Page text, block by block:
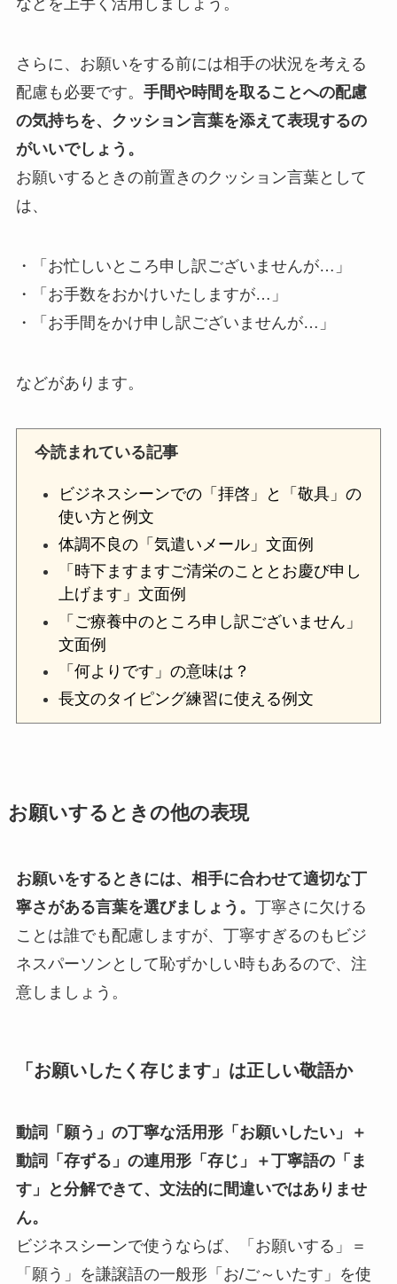
などを上手く活用しましょう。
さらに、お願いをする前には相手の状況を考える
配慮も必要です。 手間や時間を取ることへの配慮
の気持ちを、クッション言葉を添えて表現するの
がいいでしょう。
お願いするときの前置きのクッション言葉として
は、
・「お忙しいところ申し訳ございませんが…」
・「お手数をおかけいたしますが…」
・「お手間をかけ申し訳ございませんが…」
などがあります。
今読まれている記事
ビジネスシーンでの「拝啓」と「敬具」の
使い方と例文
体調不良の「気遣いメール」文面例
「時下ますますご清栄のこととお慶び申し
上げます」文面例
「ご療養中のところ申し訳ございません」
文面例
「何よりです」の意味は？
長文のタイピング練習に使える例文
お願いするときの他の表現
お願いをするときには、相手に合わせて適切な丁
寧さがある言葉を選びましょう。 丁寧さに欠ける
ことは誰でも配慮しますが、丁寧すぎるのもビジ
ネスパーソンとして恥ずかしい時もあるので、注
意しましょう。
「お願いしたく存じます」は正しい敬語か
動詞「願う」の丁寧な活用形「お願いしたい」＋
動詞「存ずる」の連用形「存じ」＋丁寧語の「ま
す」と分解できて、文法的に間違いではありませ
ん。
ビジネスシーンで使うならば、「お願いする」＝
「願う」を謙譲語の一般形「お/ご～いたす」を使